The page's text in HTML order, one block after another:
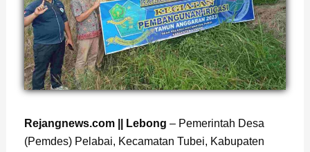
Rejangnews.com || Lebong – Pemerintah Desa
(Pemdes) Pelabai, Kecamatan Tubei, Kabupaten
Page
, Page